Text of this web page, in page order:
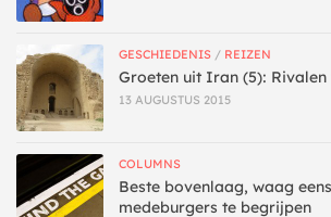
GESCHIEDENIS / REIZEN
Groeten uit Iran (5): Rivalen
13 AUGUSTUS 2015
COLUMNS
Beste bovenlaag, waag
medeburgers te begrijpen